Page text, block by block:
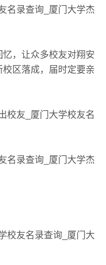
，让众多校友对翔安
区落成，届时定要亲